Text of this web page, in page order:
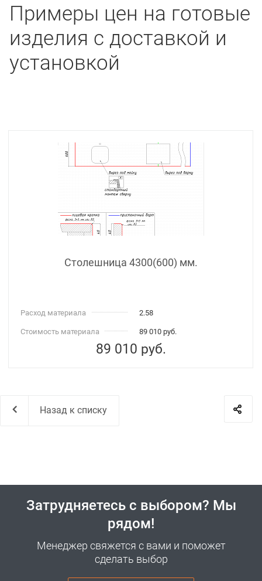
Примеры цен на готовые
изделия с доставкой и
установкой
Столешница 4300(600) мм.
Расход материала 2.58
Стоимость материала 89 010 руб.
89 010 руб.
Назад к списку
Затрудняетесь с выбором? Мы
рядом!
Менеджер свяжется с вами и поможет
сделать выбор